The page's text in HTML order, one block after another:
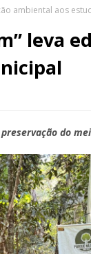
ambiental aos
leva
do